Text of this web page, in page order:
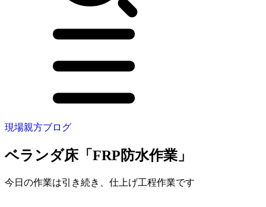
現場親方ブログ
ベランダ床「FRP防水作業」
今日の作業は引き続き、仕上げ工程作業です